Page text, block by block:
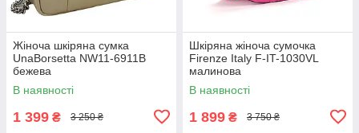
Жіноча шкіряна сумка
UnaBorsetta NW11-6911B
бежева
В наявності
1 399 ₴ 3 250 ₴
Шкіряна жіноча сумочка
Firenze Italy F-IT-1030VL
малинова
В наявності
1 899 ₴ 3 750 ₴